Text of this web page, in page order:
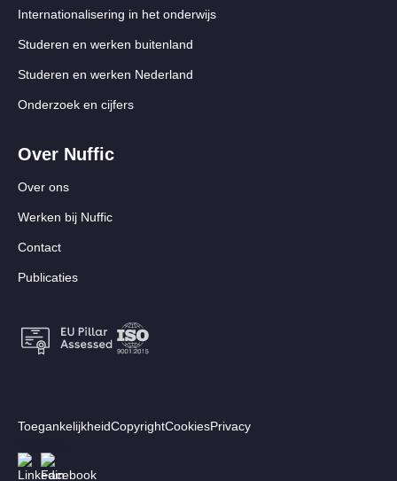
Internationalisering in het onderwijs
Studeren en werken buitenland
Studeren en werken Nederland
Onderzoek en cijfers
Over Nuffic
Over ons
Werken bij Nuffic
Contact
Publicaties
Footer:
menu
ToegankelijkheidCopyrightCookiesPrivacy
Afbeelding
Afbeelding